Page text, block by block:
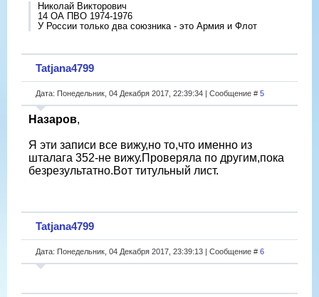
Николай Викторович
14 ОА ПВО 1974-1976
У России только два союзника - это Армия и Флот
Tatjana4799
Дата: Понедельник, 04 Декабря 2017, 22:39:34 | Сообщение # 5
Назаров,
Я эти записи все вижу,но то,что именно из
шталага 352-не вижу.Проверяла по другим,пока
безрезультатно.Вот титульный лист.
Tatjana4799
Дата: Понедельник, 04 Декабря 2017, 23:39:13 | Сообщение # 6